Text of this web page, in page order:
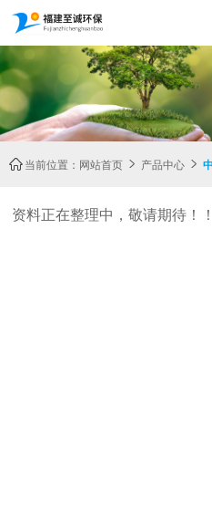
当前位置： 网站首页  产品中心 
资料正在整理中，敬请期待！